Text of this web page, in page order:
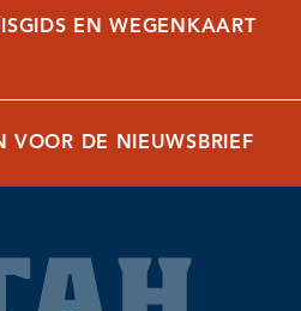
EN WEGENKAART
VOOR DE NIEUWSBRIEF